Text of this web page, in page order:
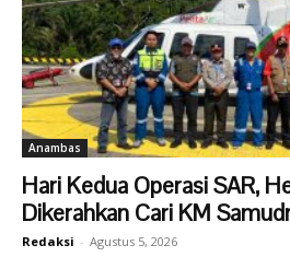
Anambas
Hari Kedua Operasi SAR,
Dikerahkan Cari KM
Redaksi - Agustus 5, 2026